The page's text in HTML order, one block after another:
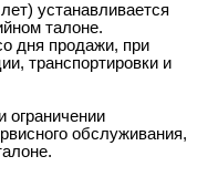
устанавливается
талоне.
дня продажи, при
транспортировки и
обслуживания,